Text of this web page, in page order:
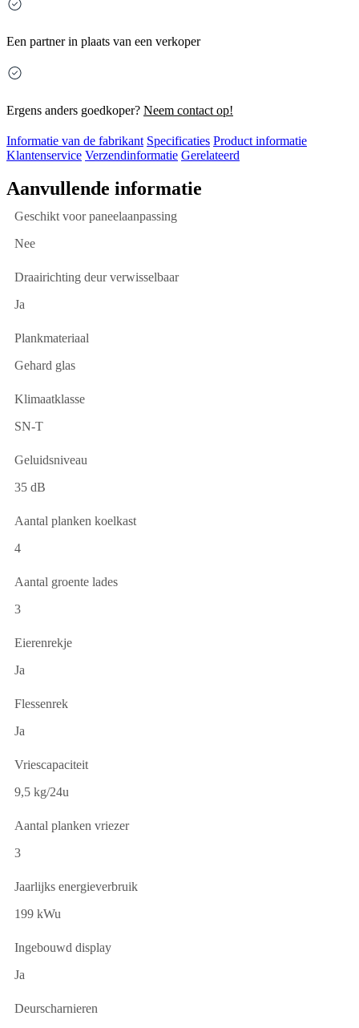
Een partner in plaats van een verkoper
Ergens anders goedkoper? Neem contact op!
Informatie van de fabrikant Specificaties Product informatie
Klantenservice Verzendinformatie Gerelateerd
Aanvullende informatie
Geschikt voor paneelaanpassing
Nee
Draairichting deur verwisselbaar
Ja
Plankmateriaal
Gehard glas
Klimaatklasse
SN-T
Geluidsniveau
35 dB
Aantal planken koelkast
4
Aantal groente lades
3
Eierenrekje
Ja
Flessenrek
Ja
Vriescapaciteit
9,5 kg/24u
Aantal planken vriezer
3
Jaarlijks energieverbruik
199 kWu
Ingebouwd display
Ja
Deurscharnieren